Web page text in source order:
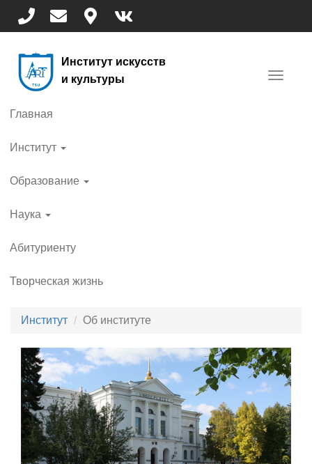
Перейти
содержанию
Институт искусств
и культуры
Toggle
Главная
Институт
Образование
Наука
Абитуриенту
Творческая жизнь
Институт Об институте